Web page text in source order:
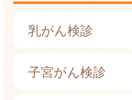
乳がん検診
子宮がん検診